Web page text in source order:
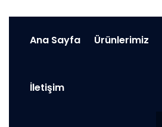
Ana Sayfa Ürünlerimiz
İletişim